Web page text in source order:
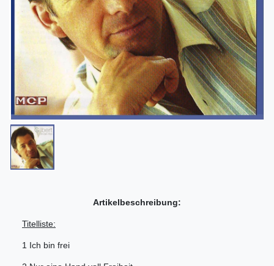
Artikelbeschreibung:
Titelliste:
1 Ich bin frei